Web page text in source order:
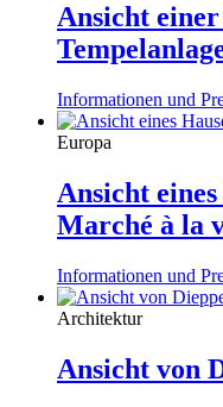
Ansicht
Informationen und
Europa
Ansicht
Marché à la
Informationen und
Architektur
Ansicht von